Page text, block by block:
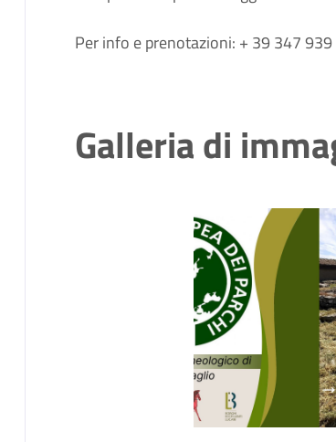
Per info e prenotazioni: + 39 347
Galleria di